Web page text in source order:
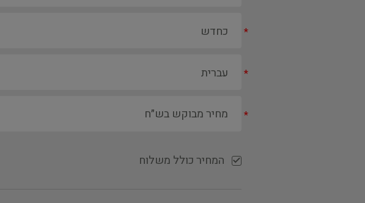
*
*
*
המחיר כולל משלוח